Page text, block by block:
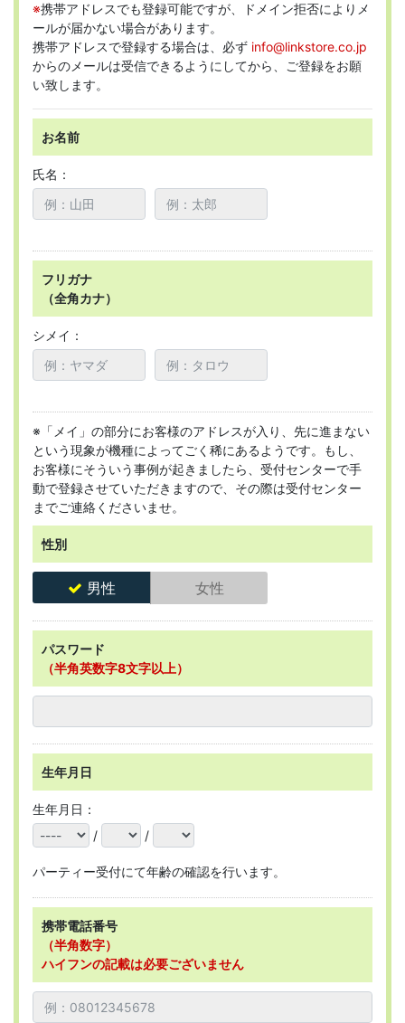
※携帯アドレスでも登録可能ですが、ドメイン拒否によりメ
ールが届かない場合があります。
携帯アドレスで登録する場合は、必ず info@linkstore.co.jp
からのメールは受信できるようにしてから、ご登録をお願
い致します。
お名前
氏名：
フリガナ
（全角カナ）
シメイ：
※「メイ」の部分にお客様のアドレスが入り、先に進まない
という現象が機種によってごく稀にあるようです。もし、
お客様にそういう事例が起きましたら、受付センターで手
動で登録させていただきますので、その際は受付センター
までご連絡くださいませ。
性別
男性 女性
パスワード
（半角英数字8文字以上）
生年月日
生年月日：
/
/
パーティー受付にて年齢の確認を行います。
携帯電話番号
（半角数字）
ハイフンの記載は必要ございません